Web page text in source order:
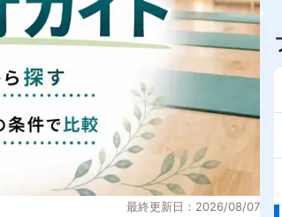
最終更新日：2026/08/07